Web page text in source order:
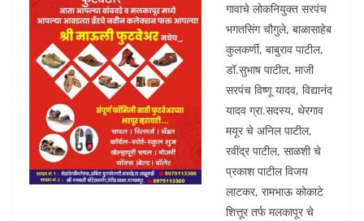
गावाचे लोकनियुक्त सरपंच
भगतसिंग चौगुले, बाळासाहेब
कुलकर्णी, बाबुराव पाटील,
डॉ.सुभाष पाटील, माजी
सरपंच विष्णू यादव, विद्यानंद
यादव ग्रा.सदस्य, थेरगाव
मयूर चे अनिल पाटील,
रवींद्र पाटील, साळशी चे
प्रकाश पाटील विजय
लाटकर, रामभाऊ कोकाटे
शित्तूर तर्फ मलकापूर चे